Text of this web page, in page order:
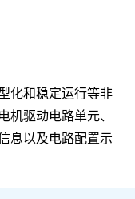
化和稳定运行等非
机驱动电路单元、
息以及电路配置示